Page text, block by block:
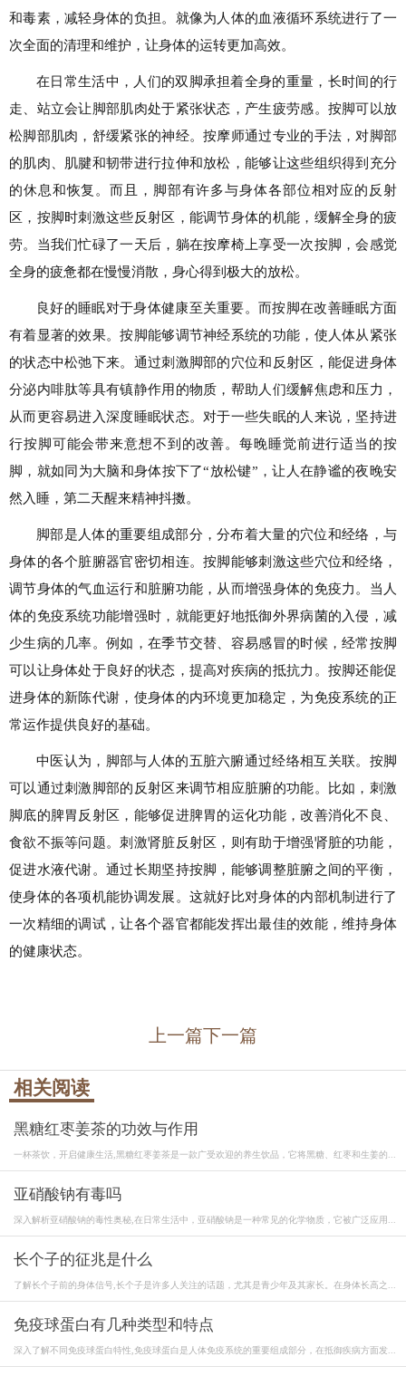
和毒素，减轻身体的负担。就像为人体的血液循环系统进行了一
次全面的清理和维护，让身体的运转更加高效。
在日常生活中，人们的双脚承担着全身的重量，长时间的行
走、站立会让脚部肌肉处于紧张状态，产生疲劳感。按脚可以放
松脚部肌肉，舒缓紧张的神经。按摩师通过专业的手法，对脚部
的肌肉、肌腱和韧带进行拉伸和放松，能够让这些组织得到充分
的休息和恢复。而且，脚部有许多与身体各部位相对应的反射
区，按脚时刺激这些反射区，能调节身体的机能，缓解全身的疲
劳。当我们忙碌了一天后，躺在按摩椅上享受一次按脚，会感觉
全身的疲惫都在慢慢消散，身心得到极大的放松。
良好的睡眠对于身体健康至关重要。而按脚在改善睡眠方面
有着显著的效果。按脚能够调节神经系统的功能，使人体从紧张
的状态中松弛下来。通过刺激脚部的穴位和反射区，能促进身体
分泌内啡肽等具有镇静作用的物质，帮助人们缓解焦虑和压力，
从而更容易进入深度睡眠状态。对于一些失眠的人来说，坚持进
行按脚可能会带来意想不到的改善。每晚睡觉前进行适当的按
脚，就如同为大脑和身体按下了“放松键”，让人在静谧的夜晚安
然入睡，第二天醒来精神抖擞。
脚部是人体的重要组成部分，分布着大量的穴位和经络，与
身体的各个脏腑器官密切相连。按脚能够刺激这些穴位和经络，
调节身体的气血运行和脏腑功能，从而增强身体的免疫力。当人
体的免疫系统功能增强时，就能更好地抵御外界病菌的入侵，减
少生病的几率。例如，在季节交替、容易感冒的时候，经常按脚
可以让身体处于良好的状态，提高对疾病的抵抗力。按脚还能促
进身体的新陈代谢，使身体的内环境更加稳定，为免疫系统的正
常运作提供良好的基础。
中医认为，脚部与人体的五脏六腑通过经络相互关联。按脚
可以通过刺激脚部的反射区来调节相应脏腑的功能。比如，刺激
脚底的脾胃反射区，能够促进脾胃的运化功能，改善消化不良、
食欲不振等问题。刺激肾脏反射区，则有助于增强肾脏的功能，
促进水液代谢。通过长期坚持按脚，能够调整脏腑之间的平衡，
使身体的各项机能协调发展。这就好比对身体的内部机制进行了
一次精细的调试，让各个器官都能发挥出最佳的效能，维持身体
的健康状态。
上一篇下一篇
相关阅读
黑糖红枣姜茶的功效与作用
一杯茶饮，开启健康生活,黑糖红枣姜茶是一款广受欢迎的养生饮品，它将黑糖、红枣和生姜的...
亚硝酸钠有毒吗
深入解析亚硝酸钠的毒性奥秘,在日常生活中，亚硝酸钠是一种常见的化学物质，它被广泛应用...
长个子的征兆是什么
了解长个子前的身体信号,长个子是许多人关注的话题，尤其是青少年及其家长。在身体长高之...
免疫球蛋白有几种类型和特点
深入了解不同免疫球蛋白特性,免疫球蛋白是人体免疫系统的重要组成部分，在抵御疾病方面发...